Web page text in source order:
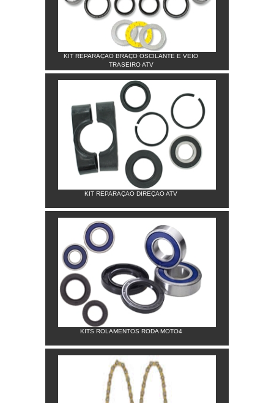
KIT REPARAÇAO BRAÇO OSCILANTE E VEIO
TRASEIRO ATV
KIT REPARAÇAO DIREÇAO ATV
KITS ROLAMENTOS RODA MOTO4